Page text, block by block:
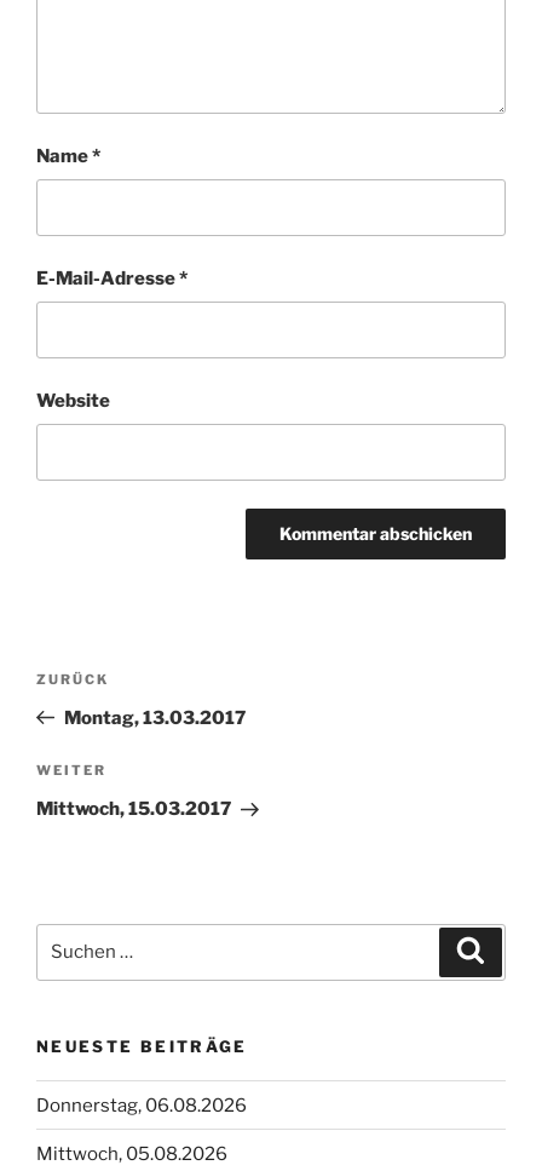
Name*
E-Mail-Adresse*
Website
Beitragsnavigation
Vorheriger
Beitrag
ZURÜCK
Montag, 13.03.2017
Nächster
Beitrag
WEITER
Mittwoch, 15.03.2017
nach:
NEUESTE BEITRÄGE
Donnerstag, 06.08.2026
Mittwoch, 05.08.2026